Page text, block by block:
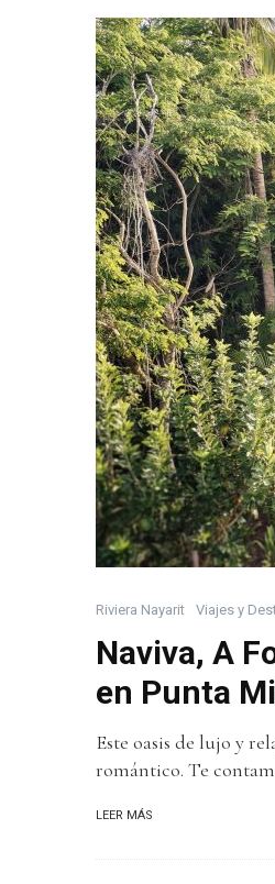
Riviera Nayarit Viajes y
Naviva, A
en Punta
Este oasis de lujo y
romántico. Te
LEER MÁS